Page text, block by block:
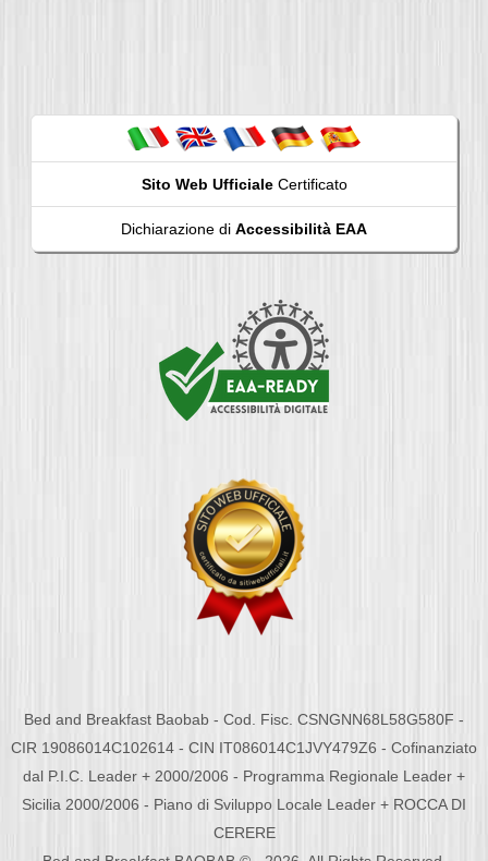
Sito Web UfficialeCertificato
Dichiarazione di Accessibilità EAA
Bed and Breakfast Baobab - Cod. Fisc. CSNGNN68L58G580F -
CIR 19086014C102614 - CIN IT086014C1JVY479Z6 - Cofinanziato
dal P.I.C. Leader + 2000/2006 - Programma Regionale Leader +
Sicilia 2000/2006 - Piano di Sviluppo Locale Leader + ROCCA DI
CERERE